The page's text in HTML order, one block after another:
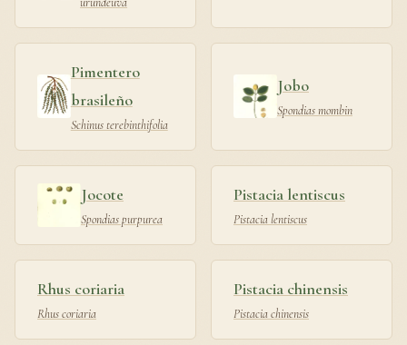
Pimentero
brasileño
Schinus terebinthifolia
Jobo
Spondias mombin
Jocote
Spondias purpurea
Pistacia lentiscus
Pistacia lentiscus
Rhus coriaria
Rhus coriaria
Pistacia chinensis
Pistacia chinensis